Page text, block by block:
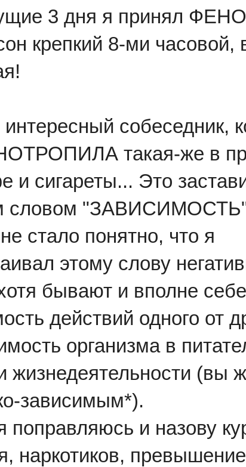
3 дня я принял
крепкий 8-ми
собеседник,
такая-же в
и сигареты... Это
словом
стало понятно, что я
этому слову
бывают и вполне себе
действий одного от
организма в
жизнедеятельности (вы
зависимым*).
поправляюсь и назову
наркотиков,